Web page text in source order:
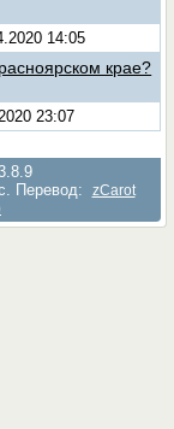
14:05
крае?
23:07
Перевод:
zCarot